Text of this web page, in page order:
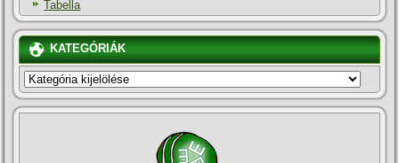
Tabella
KATEGÓRIÁK
KATEGÓRIÁK